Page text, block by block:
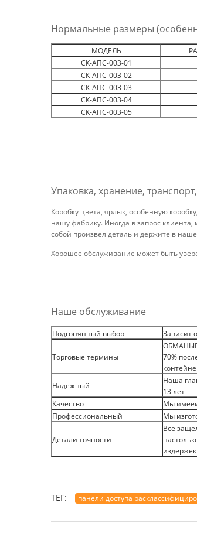
Нормальные размеры
МОДЕЛЬ
СК-АПС-003-01
СК-АПС-003-02
СК-АПС-003-03
СК-АПС-003-04
СК-АПС-003-05
Упаковка, хранение,
Коробку цвета, ярлык, особенную
нашу фабрику. Иногда в запрос
собой произвел деталь и держите в
Хорошее обслуживание может быть
Наше обслуживание
Подгонянный выбор Зависит
Торговые термины
70%
Надежный
Наша
13 лет
Качество
Мы
Профессиональный
Мы
Детали точности
Все
ТЕГ: панели доступа